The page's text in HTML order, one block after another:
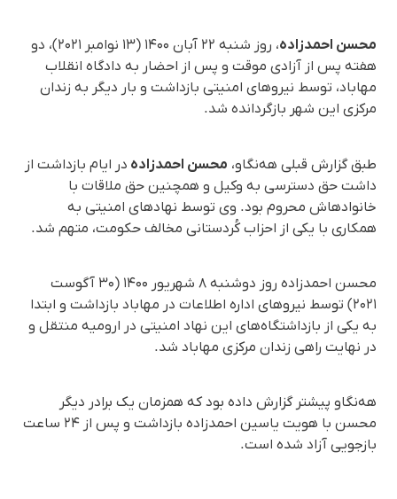
محسن احمدزاده
، روز شنبه ۲۲ آبان ۱۴۰۰ (۱۳ نوامبر ۲۰۲۱)، دو
هفته پس از آزادی موقت و پس از احضار به دادگاه انقلاب
مهاباد، توسط نیروهای امنیتی بازداشت و بار دیگر به زندان
مرکزی این شهر بازگردانده شد.
طبق گزارش قبلی هه‌نگاو، محسن احمدزاده در ایام بازداشت از
داشت حق دسترسی به وکیل و همچنین حق ملاقات با
خانوادهاش محروم بود. وی توسط نهادهای امنیتی به
همکاری با یکی از احزاب کُردستانی مخالف حکومت، متهم شد.
محسن احمدزاده روز دوشنبه ۸ شهریور ۱۴۰۰ (۳۰ آگوست
۲۰۲۱) توسط نیروهای اداره اطلاعات در مهاباد بازداشت و ابتدا
به یکی از بازداشتگاه‌های این نهاد امنیتی در ارومیه منتقل و
در نهایت راهی زندان مرکزی مهاباد شد.
هه‌نگاو پیشتر گزارش داده بود که همزمان یک برادر دیگر
محسن با هویت یاسین احمدزاده بازداشت و پس از ۲۴ ساعت
بازجویی آزاد شده است.